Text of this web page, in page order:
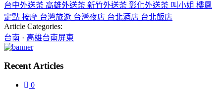
台中外送茶 高雄外送茶 新竹外送茶 彰化外送茶 叫小姐 樓鳳
定點 按摩 台灣旅遊 台灣夜店 台北酒店 台北飯店
Article Categories:
台南 · 高雄台南屏東
Recent Articles
0